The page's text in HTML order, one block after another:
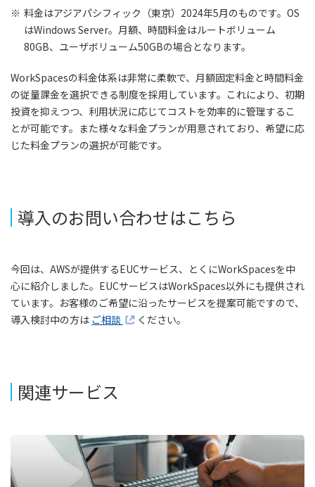
※ 料金はアジアパシフィック（東京）2024年5月のものです。OS
はWindows Server。月額、時間料金はルートボリューム
80GB、ユーザボリューム50GBの場合となります。
WorkSpacesの料金体系は非常に柔軟で、月額固定料金と時間料金
の従量課金を選択できる制度を採用しています。これにより、初期
投資を抑えつつ、利用状況に応じてコストを効率的に管理するこ
とが可能です。また様々な料金プランが用意されており、希望に応
じた料金プランの選択が可能です。
導入のお問い合わせはこちら
今回は、AWSが提供するEUCサービス、とくにWorkSpacesを中
心に紹介しました。EUCサービスはWorkSpaces以外にも提供され
ています。お客様のご希望に沿ったサービスを提案可能ですので、
導入検討中の方は ご相談 ください。
関連サービス